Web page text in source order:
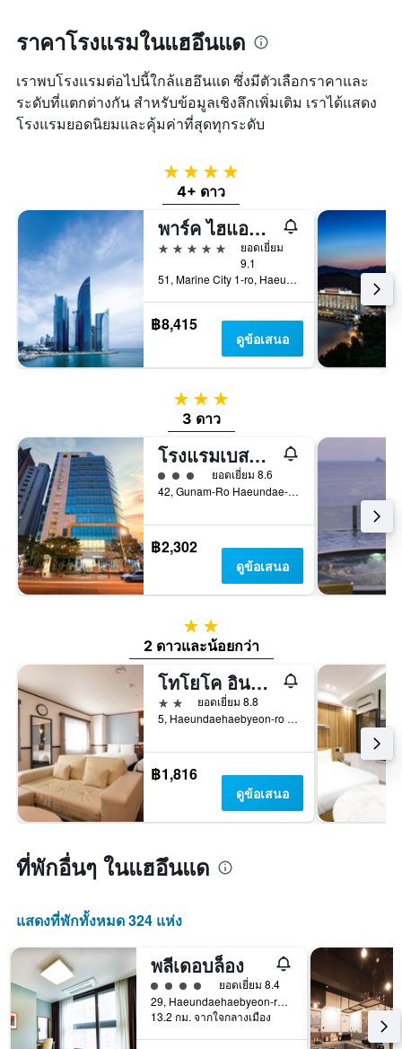
ราคาโรงแรมในแฮอึนแด
เราพบโรงแรมต่อไปนี้ใกล้แฮอึนแด ซึ่งมีตัวเลือกราคาและ
ระดับที่แตกต่างกัน สำหรับข้อมูลเชิงลึกเพิ่มเติม เราได้แสดง
โรงแรมยอดนิยมและคุ้มค่าที่สุดทุกระดับ
4 ดาว
4+ ดาว
พาร์ค ไฮแอต บูซาน
5 ดาว
ยอดเยี่ยม
9.1
51, Marine City 1-ro, Haeundae-gu, ปูซาน, เกาหลีใต้
฿8,415
ดูข้อเสนอ
3 ดาว
3 ดาว
โรงแรมเบสท์เวสเทิร์น แฮอุนแด
ให้ 3 ดาว ยอดเยี่ยม 8.6
42, Gunam-Ro Haeundae-Gu, ปูซาน, เกาหลีใต้
฿2,302
ดูข้อเสนอ
2 ดาว
2 ดาวและน้อยกว่า
โทโยโค อินน์ บูซาน แฮอุนแด นัมเบอร์ 2
2 ดาว
ยอดเยี่ยม 8.8
5, Haeundaehaebyeon-ro 237Beon-Gil, ปูซาน, เกาหลีใต้
฿1,816
ดูข้อเสนอ
ที่พักอื่นๆ ในแฮอึนแด
แสดงที่พักทั้งหมด 324 แห่ง
พลีเดอบล็อง
ให้ 4 ดาว
ยอดเยี่ยม 8.4
29, Haeundaehaebyeon-ro 298beon-gil, ปูซาน, เกาหลีใต้
13.2 กม. จากใจกลางเมือง